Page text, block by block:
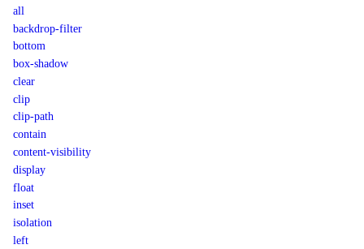
all
backdrop-filter
bottom
box-shadow
clear
clip
clip-path
contain
content-visibility
display
float
inset
isolation
left